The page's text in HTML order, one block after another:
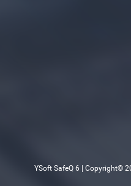
YSoft SafeQ 6 | Copyright©